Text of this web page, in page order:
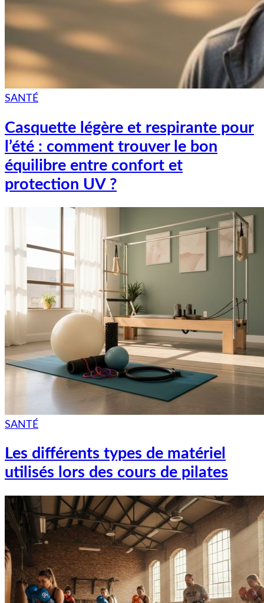
SANTÉ
Casquette légère et respirante pour
l’été : comment trouver le bon
équilibre entre confort et
protection UV ?
SANTÉ
Les différents types de matériel
utilisés lors des cours de pilates